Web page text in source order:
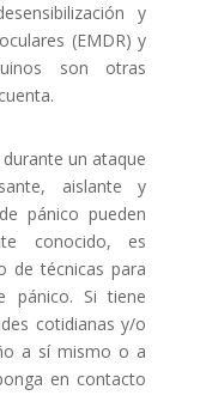
y
(EMDR) y
son otras
un ataque
aislante y
pánico pueden
conocido, es
de técnicas para
pánico. Si tiene
cotidianas y/o
a sí mismo o a
en contacto